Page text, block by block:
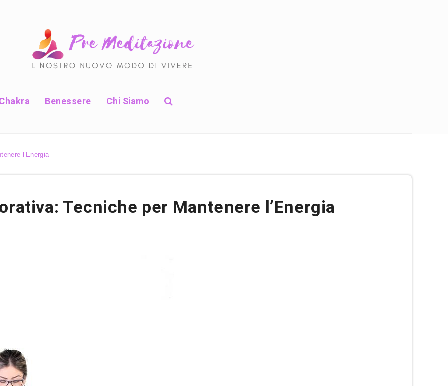
Benessere Chi Siamo
l’Energia
Tecniche per Mantenere l’Energia